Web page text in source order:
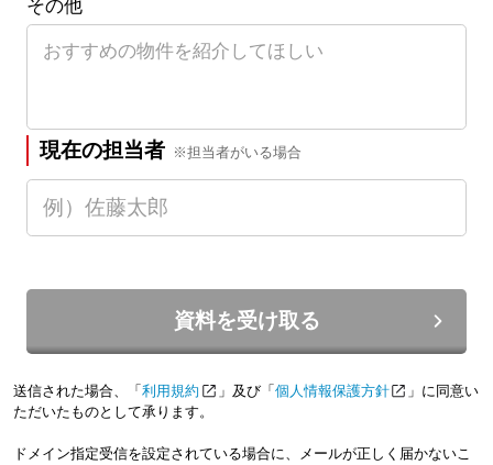
その他
現在の担当者 ※担当者がいる場合
資料を受け取る
送信された場合、「 利用規約 」及び「 個人情報保護方針
」に同意い
ただいたものとして承ります。
ドメイン指定受信を設定されている場合に、メールが正しく届かないこ